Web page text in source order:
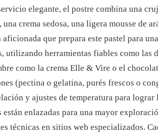
elegante, el postre combina una
una crema sedosa, una ligera mousse de
aficionada que prepara este pastel para
utilizando herramientas fiables como
como la crema Elle & Vire o el
(pectina o gelatina, purés frescos o
y ajustes de temperatura para
están enlazadas para una mayor
técnicas en sitios web especializados.